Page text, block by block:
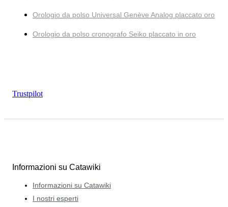
Orologio da polso Universal Genève Analog placcato oro
Orologio da polso cronografo Seiko placcato in oro
Trustpilot
Informazioni su Catawiki
Informazioni su Catawiki
I nostri esperti